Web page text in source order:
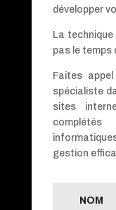
développer
La
pas le temps
Faites
spécialiste
sites
gestion